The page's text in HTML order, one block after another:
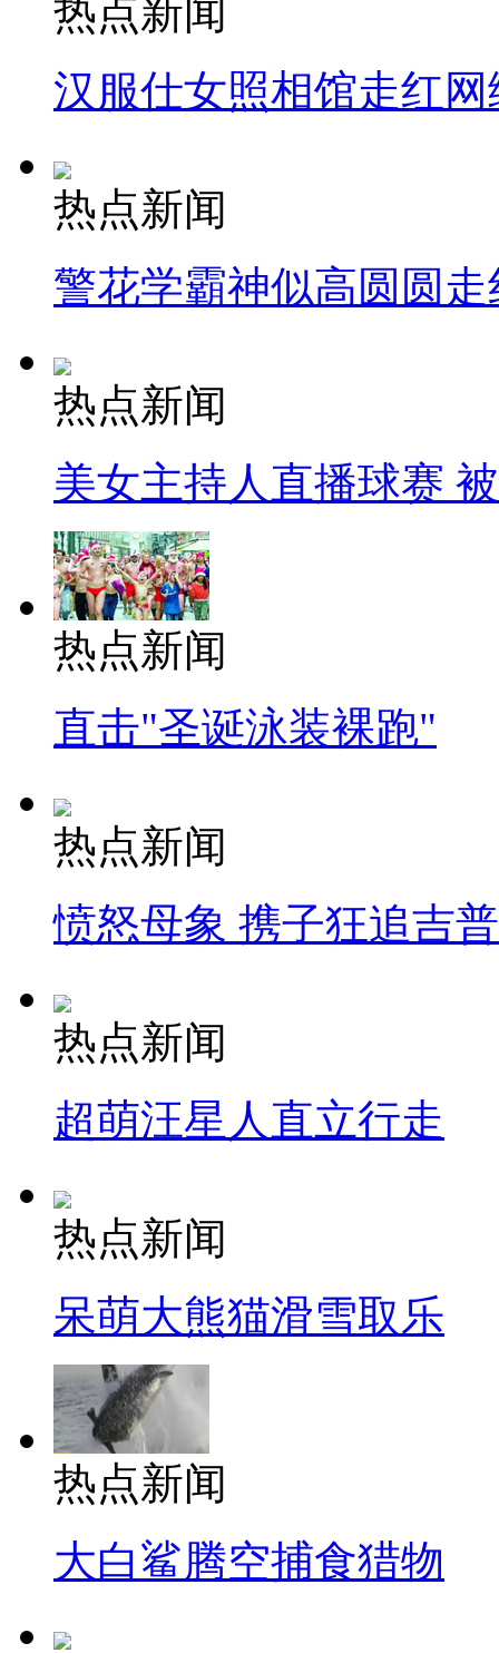
热点新闻
汉服仕女照相馆走红网
热点新闻
警花学霸神似高圆圆走
热点新闻
美女主持人直播球赛
热点新闻
直击"圣诞泳装裸跑"
热点新闻
愤怒母象 携子狂追吉
热点新闻
超萌汪星人直立行走
热点新闻
呆萌大熊猫滑雪取乐
热点新闻
大白鲨腾空捕食猎物